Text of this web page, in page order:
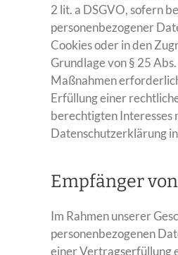
2 lit. a DSGVO, sofern
personenbezogener
Cookies oder in den
Grundlage von § 25
Maßnahmen
Erfüllung einer
berechtigten Interesses
Datenschutzerklärung
Empfänger
Im Rahmen unserer
personenbezogenen
einer Vertragserfüllung